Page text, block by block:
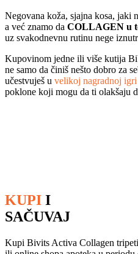
Negovana koža, sjajna kosa, jaki
a već znamo da COLLAGEN u
uz svakodnevnu rutinu nege
Kupovinom jedne ili više kutija
ne samo da činiš nešto dobro za
učestvuješ u velikoj nagradnoj igri
poklone koji mogu da ti olakšaju
KUPI I
SAČUVAJ
Kupi Bivits Activa Collagen